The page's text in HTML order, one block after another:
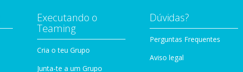
Executando o
Teaming
Cria o teu Grupo
Junta-te a um Grupo
Dúvidas?
Perguntas Frequentes
Aviso legal